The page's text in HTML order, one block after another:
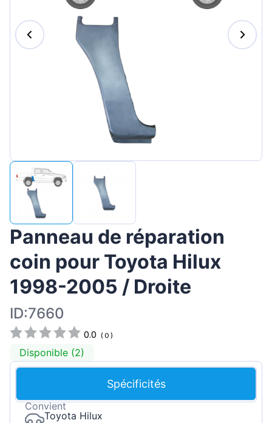
Slovenčina
Panneau de réparation
coin pour Toyota Hilux
1998-2005 / Droite
ID:7660
0.0 (0 )
Disponible (2)
Spécificités
Convient
Toyota Hilux